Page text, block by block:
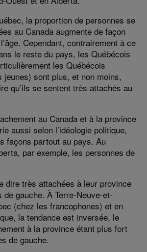
la proportion de personnes se
au Canada augmente de façon
Cependant, contrairement à ce
le reste du pays, les Québécois
les Québécois
jeunes) sont plus, et non moins,
qu’ils se sentent très attachés au
au Canada et à la province
aussi selon l’idéologie politique,
façons partout au pays. Au
par exemple, les personnes de
dire très attachées à leur province
de gauche. À Terre-Neuve-et-
(chez les francophones) et en
la tendance est inversée, le
à la province étant plus fort
de gauche.